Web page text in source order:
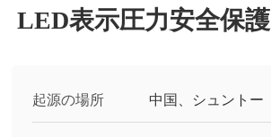
LED表示圧力安全保護
起源の場所 中国、シュントー